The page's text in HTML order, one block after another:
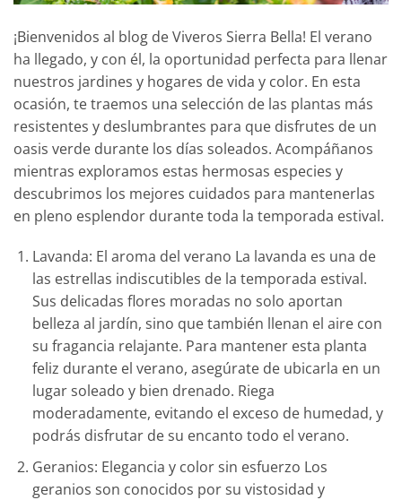
¡Bienvenidos al blog de Viveros Sierra Bella! El verano
ha llegado, y con él, la oportunidad perfecta para llenar
nuestros jardines y hogares de vida y color. En esta
ocasión, te traemos una selección de las plantas más
resistentes y deslumbrantes para que disfrutes de un
oasis verde durante los días soleados. Acompáñanos
mientras exploramos estas hermosas especies y
descubrimos los mejores cuidados para mantenerlas
en pleno esplendor durante toda la temporada estival.
Lavanda: El aroma del verano La lavanda es una de
las estrellas indiscutibles de la temporada estival.
Sus delicadas flores moradas no solo aportan
belleza al jardín, sino que también llenan el aire con
su fragancia relajante. Para mantener esta planta
feliz durante el verano, asegúrate de ubicarla en un
lugar soleado y bien drenado. Riega
moderadamente, evitando el exceso de humedad, y
podrás disfrutar de su encanto todo el verano.
Geranios: Elegancia y color sin esfuerzo Los
geranios son conocidos por su vistosidad y